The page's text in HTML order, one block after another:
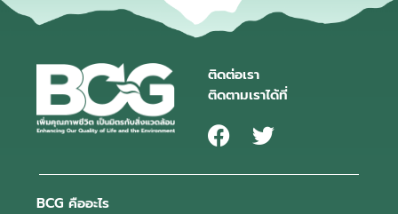
ติดต่อเรา
ติดตามเราได้ที่
BCG คืออะไร